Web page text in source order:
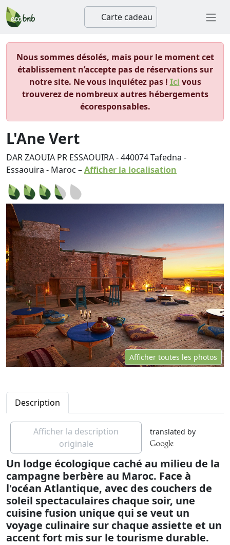
Carte cadeau
Nous sommes désolés, mais pour le moment cet
établissement n’accepte pas de réservations sur
notre site. Ne vous inquiétez pas ! Ici vous
trouverez de nombreux autres hébergements
écoresponsables.
L'Ane Vert
DAR ZAOUIA PR ESSAOUIRA-440074Tafedna -
Essaouira - Maroc –Afficher la localisation
Afficher toutes les photos
Description
Afficher la description
originale
translated by
Un lodge écologique caché au milieu de la
campagne berbère au Maroc. Face à
l'océan Atlantique, avec des couchers de
soleil spectaculaires chaque soir, une
cuisine fusion unique qui se veut un
voyage culinaire sur chaque assiette et un
accent fort mis sur le tourisme durable.